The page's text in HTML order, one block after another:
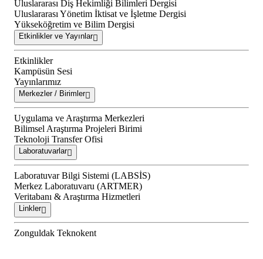
Uluslararası Diş Hekimliği Bilimleri Dergisi
Uluslararası Yönetim İktisat ve İşletme Dergisi
Yükseköğretim ve Bilim Dergisi
Etkinlikler ve Yayınlar
Etkinlikler
Kampüsün Sesi
Yayınlarımız
Merkezler / Birimler
Uygulama ve Araştırma Merkezleri
Bilimsel Araştırma Projeleri Birimi
Teknoloji Transfer Ofisi
Laboratuvarlar
Laboratuvar Bilgi Sistemi (LABSİS)
Merkez Laboratuvaru (ARTMER)
Veritabanı & Araştırma Hizmetleri
Linkler
Zonguldak Teknokent